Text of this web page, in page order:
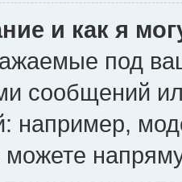
и как я
под
сообщений
например,